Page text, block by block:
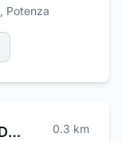
, Potenza
Aci Delegazione della Dott.ssa Alessandra Vertone 0.3 km